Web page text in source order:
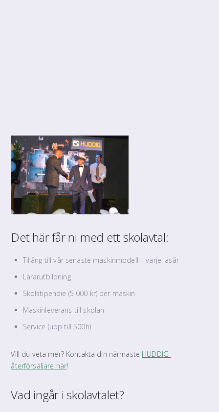
Det här får ni med ett skolavtal:
Tillång till vår senaste maskinmodell – varje läsår
Lärarutbildning
Skolstipendie (5 000 kr) per maskin
Maskinleverans till skolan
Service (upp till 500h)
Vill du veta mer? Kontakta din närmaste HUDDIG-
återförsäljare här!
Vad ingår i skolavtalet?